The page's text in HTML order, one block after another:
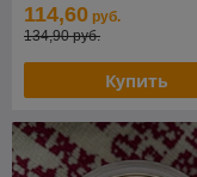
114,60 руб.
134,90 руб.
Купить